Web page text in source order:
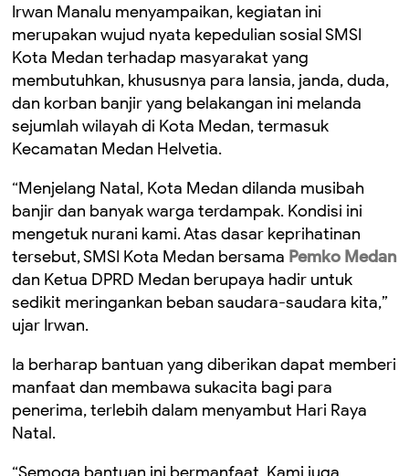
Irwan Manalu menyampaikan, kegiatan ini
merupakan wujud nyata kepedulian sosial SMSI
Kota Medan terhadap masyarakat yang
membutuhkan, khususnya para lansia, janda, duda,
dan korban banjir yang belakangan ini melanda
sejumlah wilayah di Kota Medan, termasuk
Kecamatan Medan Helvetia.
“Menjelang Natal, Kota Medan dilanda musibah
banjir dan banyak warga terdampak. Kondisi ini
mengetuk nurani kami. Atas dasar keprihatinan
tersebut, SMSI Kota Medan bersama Pemko Medan
dan Ketua DPRD Medan berupaya hadir untuk
sedikit meringankan beban saudara-saudara kita,”
ujar Irwan.
Ia berharap bantuan yang diberikan dapat memberi
manfaat dan membawa sukacita bagi para
penerima, terlebih dalam menyambut Hari Raya
Natal.